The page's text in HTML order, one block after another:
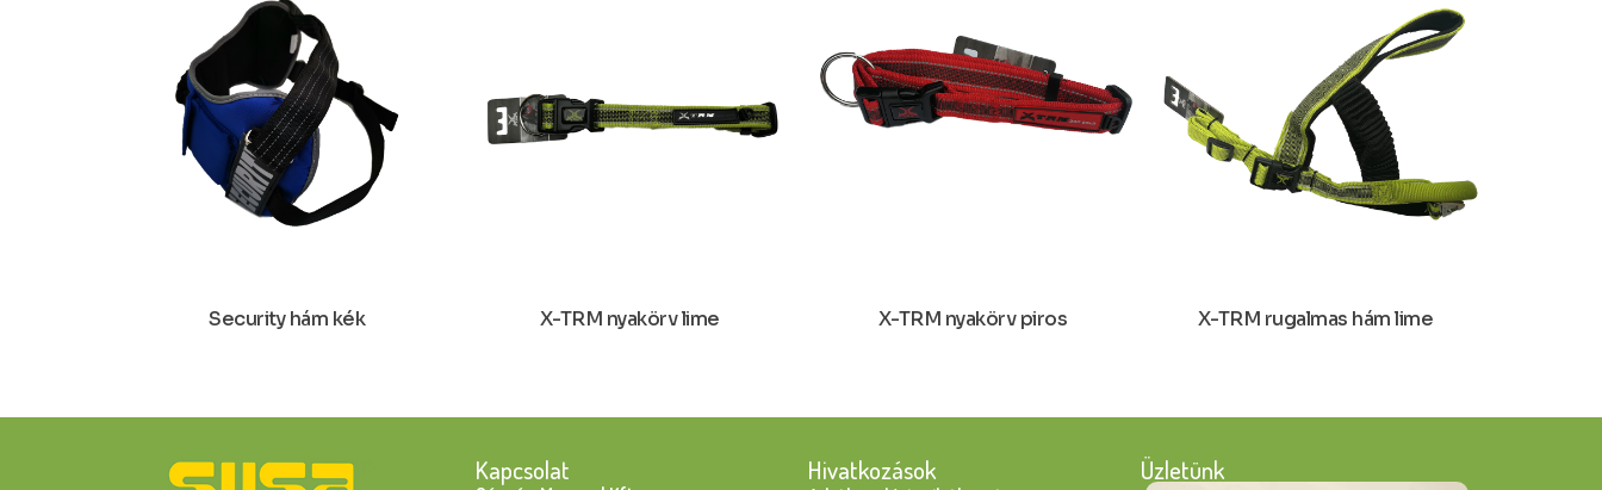
Security hám kék X-TRM nyakörv lime X-TRM nyakörv piros X-TRM rugalmas hám lime
Kapcsolat Hivatkozások Üzletünk